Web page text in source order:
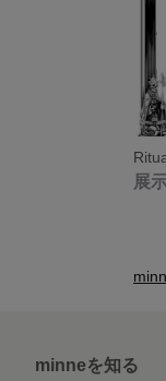
展
minneを知る